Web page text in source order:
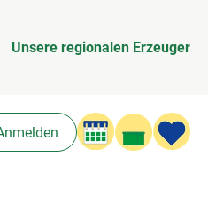
Unsere regionalen Erzeuger